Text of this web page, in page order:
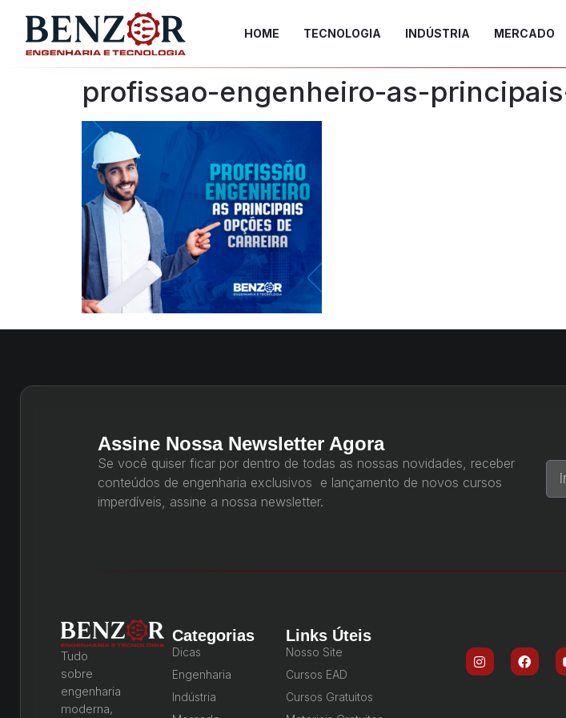
HOME TECNOLOGIA INDÚSTRIA MERCADO
profissao-engenheiro-as-
Assine Nossa Newsletter Agora
Se você quiser ficar por dentro de todas as nossas novidades, receber
conteúdos de engenharia exclusivos e lançamento de novos cursos
imperdíveis, assine a nossa newsletter.
Tudo
sobre
engenharia
moderna,
Categorias
Dicas
Engenharia
Indústria
Links Úteis
Nosso Site
Cursos EAD
Cursos Gratuitos